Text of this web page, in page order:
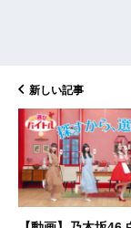
新しい記事